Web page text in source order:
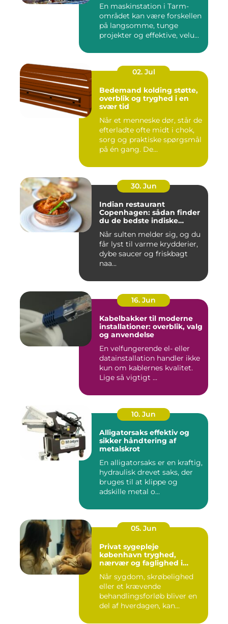
En maskinstation i Tarm-
området kan være forskellen
på langsomme, tunge
projekter og effektive, velu...
02. Jul
Bedemand kolding støtte,
overblik og tryghed i en
svær tid
Når et menneske dør, står de
efterladte ofte midt i chok,
sorg og praktiske spørgsmål
på én gang. De...
30. Jun
Indian restaurant
Copenhagen: sådan finder
du de bedste indiske
Når sulten melder sig, og du
får lyst til varme krydderier,
dybe saucer og friskbagt
naa...
16. Jun
Kabelbakker til moderne
installationer: overblik, valg
og anvendelse
En velfungerende el- eller
datainstallation handler ikke
kun om kablernes kvalitet.
Lige så vigtigt ...
10. Jun
Alligatorsaks effektiv og
sikker håndtering af
metalskrot
En alligatorsaks er en kraftig,
hydraulisk drevet saks, der
bruges til at klippe og
adskille metal o...
05. Jun
Privat sygepleje
københavn tryghed,
nærvær og faglighed i
Når sygdom, skrøbelighed
eller et krævende
behandlingsforløb bliver en
del af hverdagen, kan